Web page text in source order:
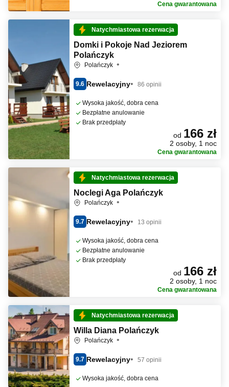
Cena gwarantowana
Natychmiastowa rezerwacja
Domki i Pokoje Nad Jeziorem
Polańczyk
Polańczyk
9.6 Rewelacyjny 86 opinii
Wysoka jakość, dobra cena
Bezpłatne anulowanie
Brak przedpłaty
od 166 zł
2 osoby, 1 noc
Cena gwarantowana
Natychmiastowa rezerwacja
Noclegi Aga Polańczyk
Polańczyk
9.7 Rewelacyjny 13 opinii
Wysoka jakość, dobra cena
Bezpłatne anulowanie
Brak przedpłaty
od 166 zł
2 osoby, 1 noc
Cena gwarantowana
Natychmiastowa rezerwacja
Willa Diana Polańczyk
Polańczyk
9.7 Rewelacyjny 57 opinii
Wysoka jakość, dobra cena